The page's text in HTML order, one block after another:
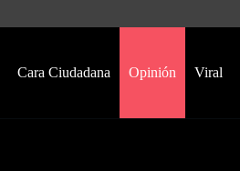
Cara Ciudadana Opinión Viral